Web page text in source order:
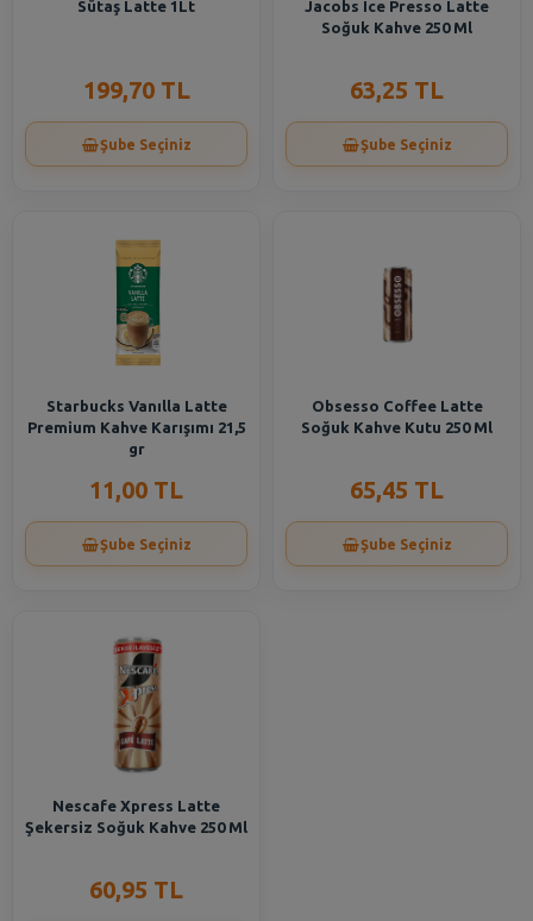
Sütaş Latte 1Lt
199,70 TL
Şube Seçiniz
Jacobs Ice Presso Latte
Soğuk Kahve 250 Ml
63,25 TL
Şube Seçiniz
Starbucks Vanılla Latte
Premium Kahve Karışımı 21,5
gr
11,00 TL
Şube Seçiniz
Obsesso Coffee Latte
Soğuk Kahve Kutu 250 Ml
65,45 TL
Şube Seçiniz
Nescafe Xpress Latte
Şekersiz Soğuk Kahve 250 Ml
60,95 TL